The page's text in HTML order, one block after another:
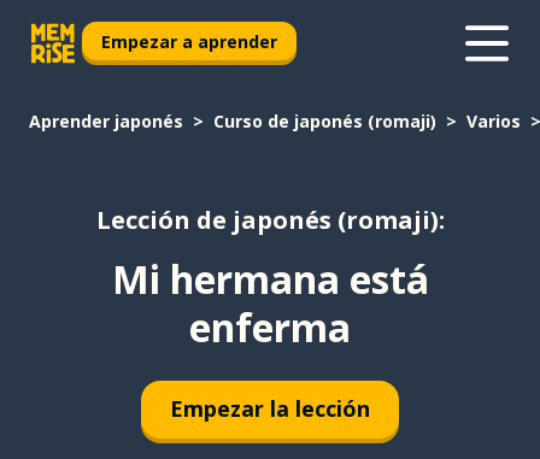
Empezar a aprender
Aprender japonés Curso de japonés (romaji) Varios
Lección de japonés (romaji):
Mi hermana está
enferma
Empezar la lección